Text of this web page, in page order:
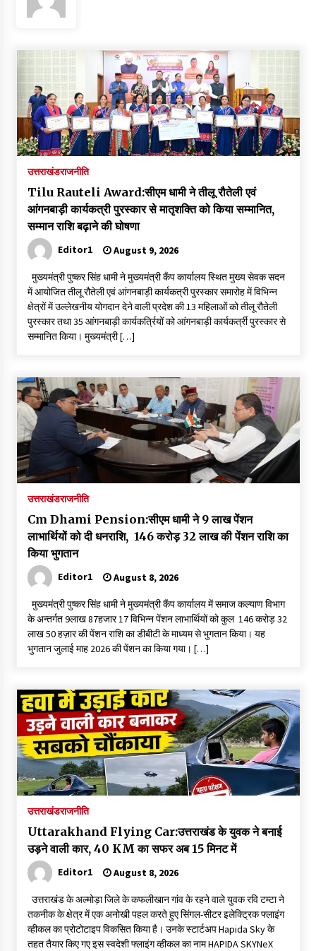
Thought Of The Day 7 September
September 7, 2023
Thought Of The Day 6 September
September 6, 2023
May 18, 2022
May 17, 2022
Thought Of The Day 16 May
May 16, 2022
May 14, 2022
Thought Of The Day 13 May
May 13, 2022
May 12, 2022
May 11, 2022
Thought Of The Day 10 May
May 10, 2022
Thought Of The Day 9 May
May 9, 2022
उत्तराखंडराजनीति
Tilu Rauteli Award:सीएम धामी ने तीलू रौतेली एवं
आंगनबाड़ी कार्यकत्री पुरस्कार से मातृशक्ति को किया सम्मानित,
सम्मान राशि बढ़ाने की घोषणा
Editor1 August 9, 2026
मुख्यमंत्री पुष्कर सिंह धामी ने मुख्यमंत्री कैंप कार्यालय स्थित मुख्य सेवक सदन
में आयोजित तीलू रौतेली एवं आंगनबाड़ी कार्यकत्री पुरस्कार समारोह में विभिन्न
क्षेत्रों में उल्लेखनीय योगदान देने वाली प्रदेश की 13 महिलाओं को तीलू रौतेली
पुरस्कार तथा 35 आंगनबाड़ी कार्यकर्त्रियों को आंगनबाड़ी कार्यकर्त्री पुरस्कार से
सम्मानित किया। मुख्यमंत्री […]
उत्तराखंडराजनीति
Cm Dhami Pension:सीएम धामी ने 9 लाख पेंशन
लाभार्थियों को दी धनराशि, ₹ 146 करोड़ 32 लाख की पेंशन राशि का
किया भुगतान
Editor1 August 8, 2026
मुख्यमंत्री पुष्कर सिंह धामी ने मुख्यमंत्री कैंप कार्यालय में समाज कल्याण विभाग
के अन्तर्गत 9लाख 87हजार 17 विभिन्न पेंशन लाभार्थियों को कुल ₹ 146 करोड़ 32
लाख 50 हज़ार की पेंशन राशि का डीबीटी के माध्यम से भुगतान किया। यह
भुगतान जुलाई माह 2026 की पेंशन का किया गया। […]
उत्तराखंडराजनीति
Uttarakhand Flying Car:उत्तराखंड के युवक ने बनाई
उड़ने वाली कार, 40 KM का सफर अब 15 मिनट में
Editor1 August 8, 2026
उत्तराखंड के अल्मोड़ा जिले के कफलीखान गांव के रहने वाले युवक रवि टम्टा ने
तकनीक के क्षेत्र में एक अनोखी पहल करते हुए सिंगल-सीटर इलेक्ट्रिक फ्लाइंग
व्हीकल का प्रोटोटाइप विकसित किया है। उनके स्टार्टअप Hapida Sky के
तहत तैयार किए गए इस स्वदेशी फ्लाइंग व्हीकल का नाम HAPIDA SKYNeX